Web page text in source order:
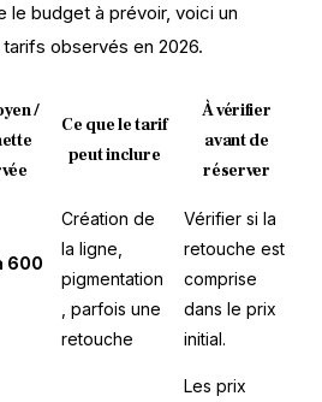
le budget à prévoir, voici un
observés en 2026.
/
Ce que le tarif
peut inclure
À vérifier
avant de
réserver
600
Création de
la ligne,
pigmentation
, parfois une
retouche
Vérifier si la
retouche est
comprise
dans le prix
initial.
Les prix